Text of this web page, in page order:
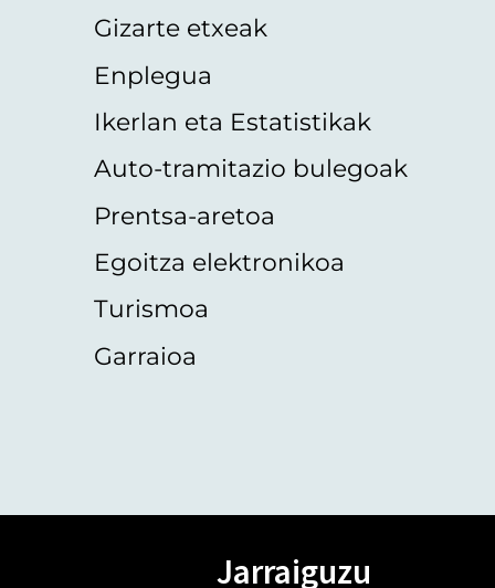
Gizarte etxeak
Enplegua
Ikerlan eta Estatistikak
Auto-tramitazio bulegoak
Prentsa-aretoa
Egoitza elektronikoa
Turismoa
Garraioa
Jarraiguzu